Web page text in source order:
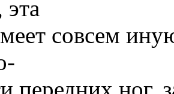
совсем
передних ног,